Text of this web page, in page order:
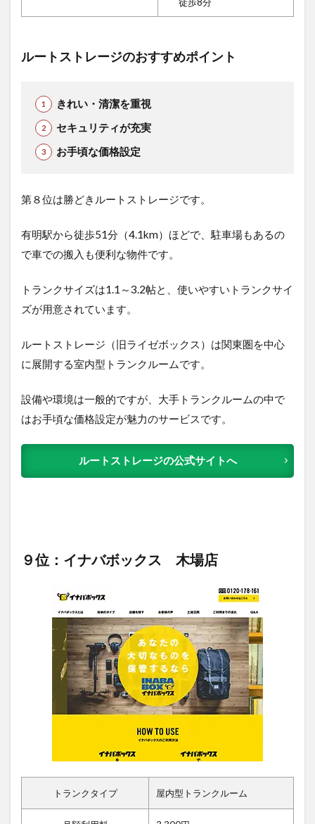
ルートストレージのおすすめポイント
きれい・清潔を重視
セキュリティが充実
お手頃な価格設定
第８位は勝どきルートストレージです。
有明駅から徒歩51分（4.1km）ほどで、駐車場もあるの
で車での搬入も便利な物件です。
トランクサイズは1.1～3.2帖と、使いやすいトランクサイ
ズが用意されています。
ルートストレージ（旧ライゼボックス）は関東圏を中心
に展開する室内型トランクルームです。
設備や環境は一般的ですが、大手トランクルームの中で
はお手頃な価格設定が魅力のサービスです。
ルートストレージの公式サイトへ
９位：イナバボックス 木場店
トランクタイプ 屋内型トランクルーム